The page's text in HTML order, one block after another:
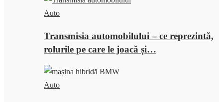
Auto
Transmisia automobilului – ce reprezintă,
rolurile pe care le joacă și…
Auto